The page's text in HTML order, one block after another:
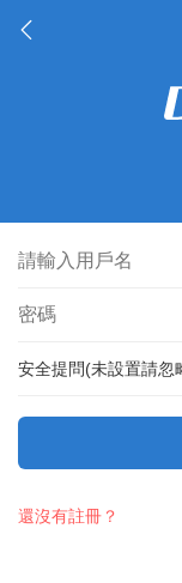
安全提問(未設置請忽
還沒有註冊？